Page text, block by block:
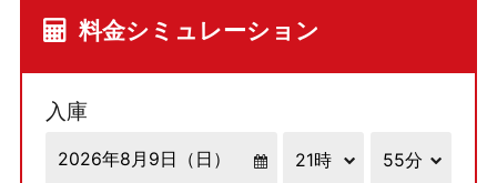
料金シミュレーション
入庫